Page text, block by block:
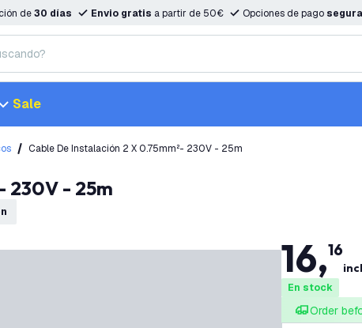
de30 días Envio gratis a partir de 50€ Opciones de pago
Sale
Cable De Instalación 2 X 0.75mm²- 230V - 25m
230V - 25m
16,16
En stock
Order